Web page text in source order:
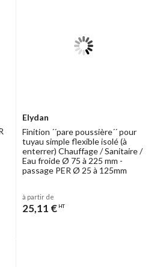
Elydan
Finition ´´pare poussière´´ pour
tuyau simple flexible isolé (à
enterrer) Chauffage / Sanitaire /
Eau froide Ø 75 à 225 mm -
passage PER Ø 25 à 125mm
à partir de
25,11 € HT